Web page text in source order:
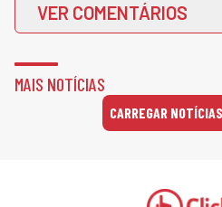
VER COMENTÁRIOS
MAIS NOTÍCIAS
CARREGAR